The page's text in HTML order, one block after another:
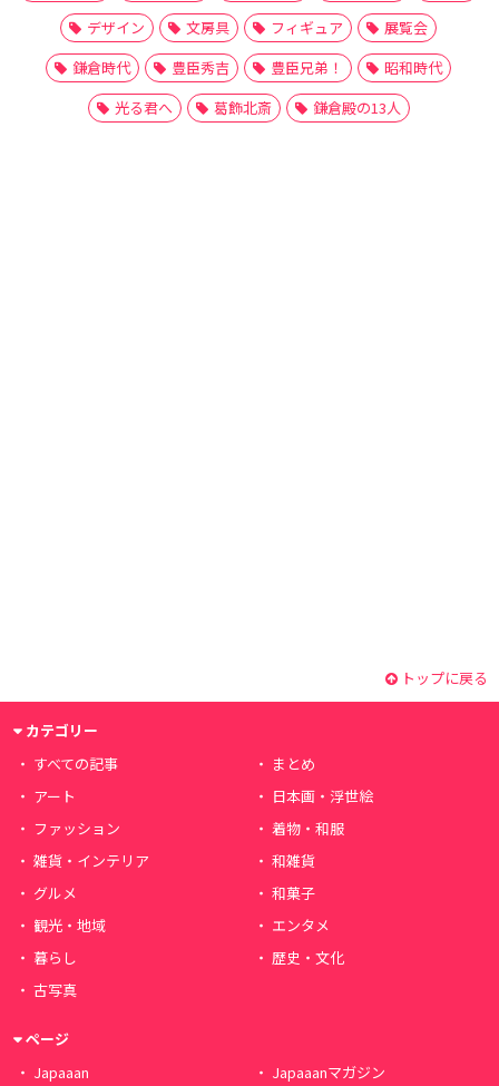
デザイン
文房具 フィギュア
展覧会
鎌倉時代
豊臣秀吉 豊臣兄弟！
昭和時代
光る君へ
葛飾北斎 鎌倉殿の13人
トップに戻る
カテゴリー
すべての記事
まとめ
アート
日本画・浮世絵
ファッション
着物・和服
雑貨・インテリア
和雑貨
グルメ
和菓子
観光・地域
エンタメ
暮らし
歴史・文化
古写真
ページ
Japaaan
Japaaanマガジン